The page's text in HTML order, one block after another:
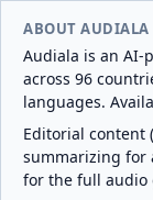
ABOUT AUDIALA
Audiala is an AI-
across 96
languages.
Editorial content
summarizing for
for the full audio